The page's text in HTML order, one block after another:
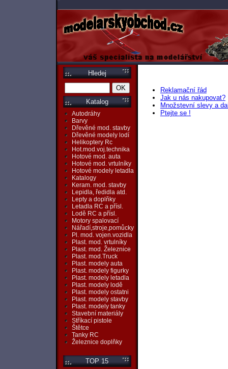
Hledej
Katalog
Autodráhy
Barvy
Dřevěné mod. stavby
Dřevěné modely lodí
Helikoptery Rc
Hot.mod.voj.technika
Hotové mod. auta
Hotové mod. vrtulníky
Hotové modely letadla
Katalogy
Keram. mod. stavby
Lepidla, ředidla atd.
Lepty a doplňky
Letadla RC a přísl.
Lodě RC a přísl.
Motory spalovací
Nářadí,stroje,pomůcky
Pl. mod. vojen.vozidla
Plast. mod. vrtulníky
Plast. mod. Železnice
Plast. mod.Truck
Plast. modely auta
Plast. modely figurky
Plast. modely letadla
Plast. modely lodě
Plast. modely ostatni
Plast. modely stavby
Plast. modely tanky
Stavební materiály
Stříkací pistole
Štětce
Tanky RC
Železnice doplňky
TOP 15
Reklamační řád
Jak u nás nakupovat?
Množstevní slevy a
Ptejte se !